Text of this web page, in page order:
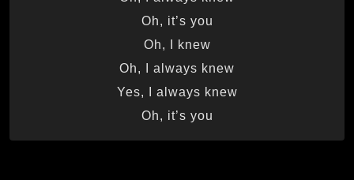
Oh, it’s you
Oh, I knew
Oh, I always knew
Yes, I always knew
Oh, it’s you